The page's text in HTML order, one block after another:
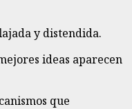
y distendida.
ideas aparecen
que